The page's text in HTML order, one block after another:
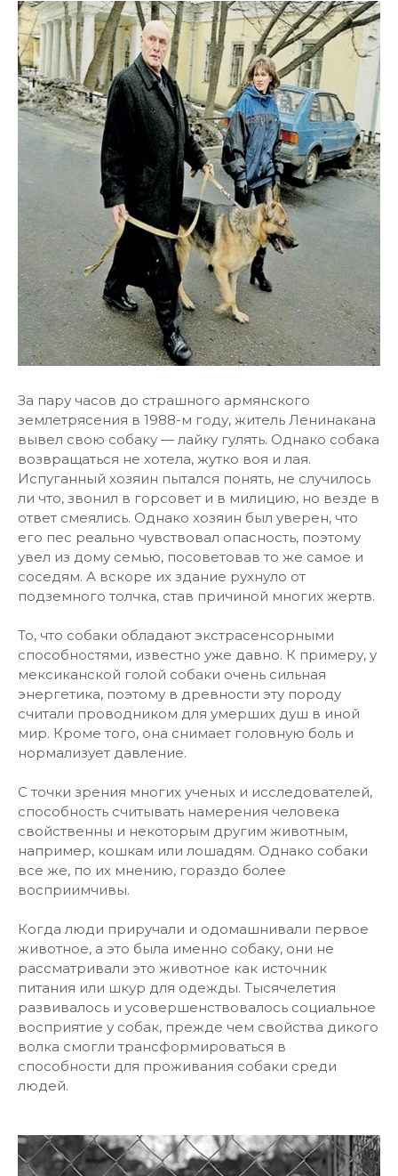
За пару часов до страшного армянского
землетрясения в 1988-м году, житель Ленинакана
вывел свою собаку — лайку гулять. Однако собака
возвращаться не хотела, жутко воя и лая.
Испуганный хозяин пытался понять, не случилось
ли что, звонил в горсовет и в милицию, но везде в
ответ смеялись. Однако хозяин был уверен, что
его пес реально чувствовал опасность, поэтому
увел из дому семью, посоветовав то же самое и
соседям. А вскоре их здание рухнуло от
подземного толчка, став причиной многих жертв.
То, что собаки обладают экстрасенсорными
способностями, известно уже давно. К примеру, у
мексиканской голой собаки очень сильная
энергетика, поэтому в древности эту породу
считали проводником для умерших душ в иной
мир. Кроме того, она снимает головную боль и
нормализует давление.
С точки зрения многих ученых и исследователей,
способность считывать намерения человека
свойственны и некоторым другим животным,
например, кошкам или лошадям. Однако собаки
все же, по их мнению, гораздо более
восприимчивы.
Когда люди приручали и одомашнивали первое
животное, а это была именно собаку, они не
рассматривали это животное как источник
питания или шкур для одежды. Тысячелетия
развивалось и усовершенствовалось социальное
восприятие у собак, прежде чем свойства дикого
волка смогли трансформироваться в
способности для проживания собаки среди
людей.